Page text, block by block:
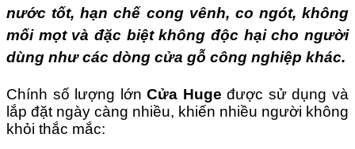
nước tốt, hạn chế cong vênh, co ngót, không
mối mọt và đặc biệt không độc hại cho người
dùng như các dòng cửa gỗ công nghiệp khác.
Chính số lượng lớnCửa Huge được sử dụng và
lắp đặt ngày càng nhiều, khiến nhiều người không
khỏi thắc mắc: